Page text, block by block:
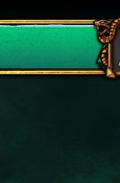
登出